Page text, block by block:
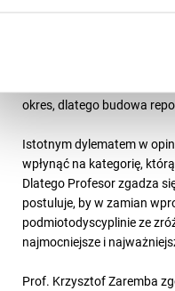
Prelegent przypomniał
zasięgu i znaczenia, bo
cyfrowego repozytorium i
okres, dlatego budowa
Istotnym dylematem w
wpłynąć na kategorię,
Dlatego Profesor zgadza
postuluje, by w zamian
podmiotodyscyplinie ze
najmocniejsze i
Prof. Krzysztof Zaremba